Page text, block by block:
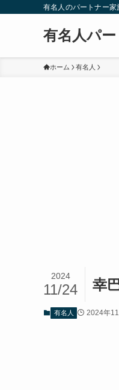
有名人のパートナー家
有名人パ
ホーム 有名人
幸
2024
11/24
有名人 2024年